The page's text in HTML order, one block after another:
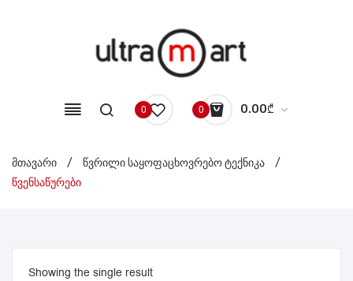
0 0 0.00₾
No products in the cart.
მთავარი / წვრილი საყოფაცხოვრებო ტექნიკა
/
წვენსაწურები
Showing the single result